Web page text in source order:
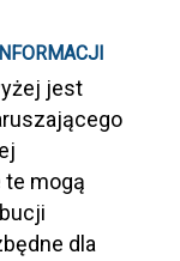
jest
mogą
dla